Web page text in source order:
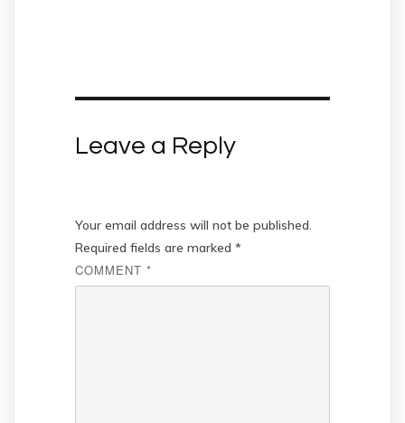
Leave a Reply
Your email address will not be published.
Required fields are marked *
COMMENT *